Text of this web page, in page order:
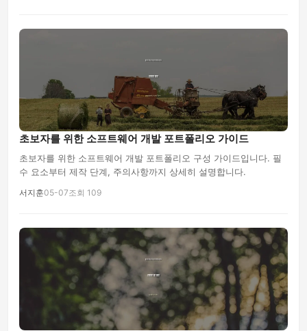
초보자를 위한 소프트웨어 개발 포트폴리오 가이드
초보자를 위한 소프트웨어 개발 포트폴리오 구성 가이드입니다. 필
수 요소부터 제작 단계, 주의사항까지 상세히 설명합니다.
서지훈05-07조회 109